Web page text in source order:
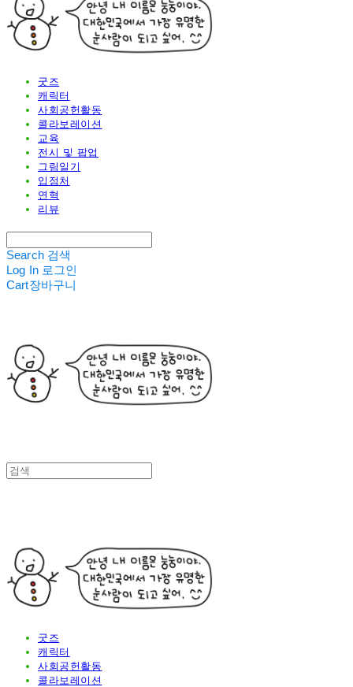
굿즈
캐릭터
사회공헌활동
콜라보레이션
교육
전시 및 팝업
그림일기
입점처
연혁
리뷰
Search 검색
Log In 로그인
Cart장바구니
굿즈
캐릭터
사회공헌활동
콜라보레이션